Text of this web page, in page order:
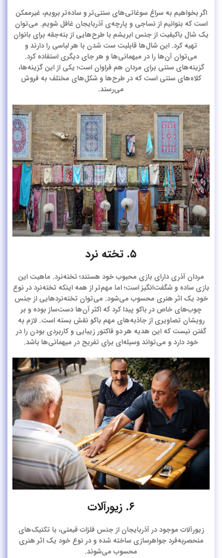
اگر بخواهیم به سراغ سوغاتی‌های سنتی‌تر و ساده‌تر برویم، غیرممکن
است که بتوانیم از نساجی و پارچه‌ی آذربایجان غافل شویم. می‌توان
یک شال باکیفیت از جنس ابریشم با طرح‌هایی از بته‌جقه برای بانوان
تهیه کرد. این شال‌ها قابلیت ست شدن با هر لباسی را دارند و
می‌توان آن‌ها را در میهمانی‌ها و هر جای دیگری استفاده کرد.
گزینه‌های سنتی برای مردان هم فراوان است؛ یکی از این گزینه‌ها،
کلاه‌های سنتی است که در طرح‌ها و شکل‌های مختلف به فروش
می‌رسند.
۵. تخته نرد
مردان آذری دارای بازی محبوب خود هستند؛ تخته‌نرد. ماهیت این
بازی ساده و شگفت‌انگیز است؛ اما مهم‌تر از همه اینکه تخته‌نرد در نوع
خود یک اثر هنری محسوب می‌شود. می‌توان تخته‌نردهایی از جنس
چوب‌های خاص در باکو پیدا کرد که اکثر آن‌ها دست‌ساز بوده و بر
رویشان تصاویری از جاذبه‌های مهم باکو نقش بسته است. لازم به
گفتن نیست که این هدیه هر دو فاکتور زیبایی و کاربردی بودن را در
خود دارد و می‌تواند وسیله‌ای برای تفریح در میهمانی‌ها باشد.
۶. زیورآلات
زیورآلات موجود در آذربایجان از جنس فلزات قیمتی، با تکنیک‌های
منحصربه‌فرد جواهرسازی ساخته شده و در نوع خود یک اثر هنری
محسوب می‌شوند.